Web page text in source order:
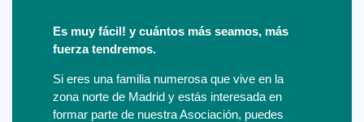
Es muy fácil! y cuántos más seamos, más
fuerza tendremos.
Si eres una familia numerosa que vive en la
zona norte de Madrid y estás interesada en
formar parte de nuestra Asociación, puedes